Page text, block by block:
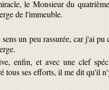
le Monsieur du
de l'immeuble.
sens un peu rassurée, car j'ai
enfin, et avec une clef
tous ses efforts, il me dit qu'il